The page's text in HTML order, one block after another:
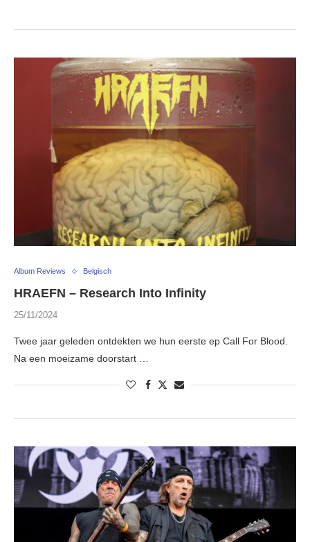
Album Reviews Belgisch
HRAEFN – Research Into Infinity
25/11/2024
Twee jaar geleden ontdekten we hun eerste ep Call For Blood.
Na een moeizame doorstart …